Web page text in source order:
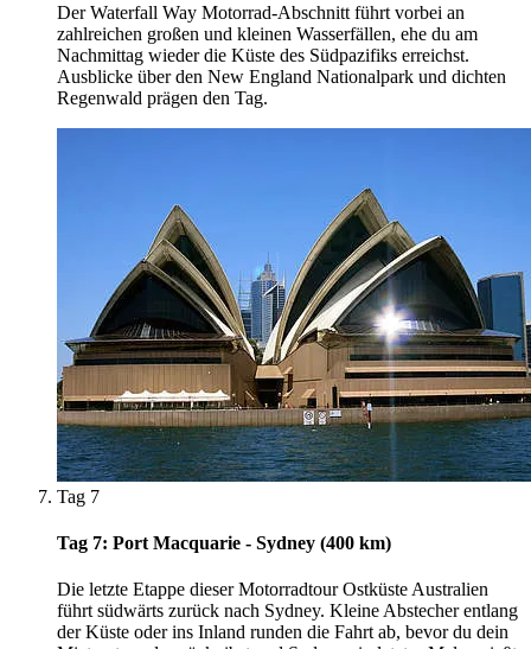
Der Waterfall Way Motorrad-Abschnitt führt vorbei an
zahlreichen großen und kleinen Wasserfällen, ehe du am
Nachmittag wieder die Küste des Südpazifiks erreichst.
Ausblicke über den New England Nationalpark und dichten
Regenwald prägen den Tag.
Tag 7
Tag 7: Port Macquarie - Sydney (400 km)
Die letzte Etappe dieser Motorradtour Ostküste Australien
führt südwärts zurück nach Sydney. Kleine Abstecher entlang
der Küste oder ins Inland runden die Fahrt ab, bevor du dein